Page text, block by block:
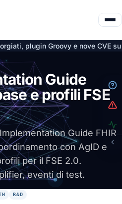
e nove CVE su Artifactory 6
ITALIANI: PROFILI BASE E
Guide
e profili FSE
Guide FHIR
con AgID e
per il FSE 2.0.
eventi di test.
R&D